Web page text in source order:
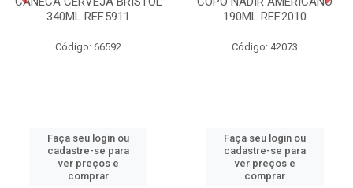
340ML REF.5911
Código: 66592
Faça seu login ou
cadastre-se para
ver preços e
comprar
190ML REF.2010
Código: 42073
Faça seu login ou
cadastre-se para
ver preços e
comprar